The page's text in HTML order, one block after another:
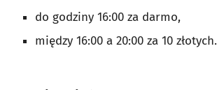
do godziny 16:00 za darmo,
między 16:00 a 20:00 za 10 złotych.